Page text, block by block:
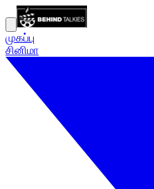
முகப்பு
சினிமா